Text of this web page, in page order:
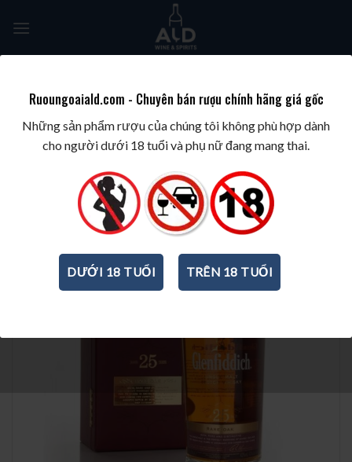
TRANG CHỦ / BEST WINES & SPIRITS / BEST SPEYSIDE WHISKY
Ruoungoaiald.com - Chuyên bán rượu chính hãng giá gốc
Những sản phẩm rượu của chúng tôi không phù hợp dành
cho người dưới 18 tuổi và phụ nữ đang mang thai.
DƯỚI 18 TUỔI TRÊN 18 TUỔI